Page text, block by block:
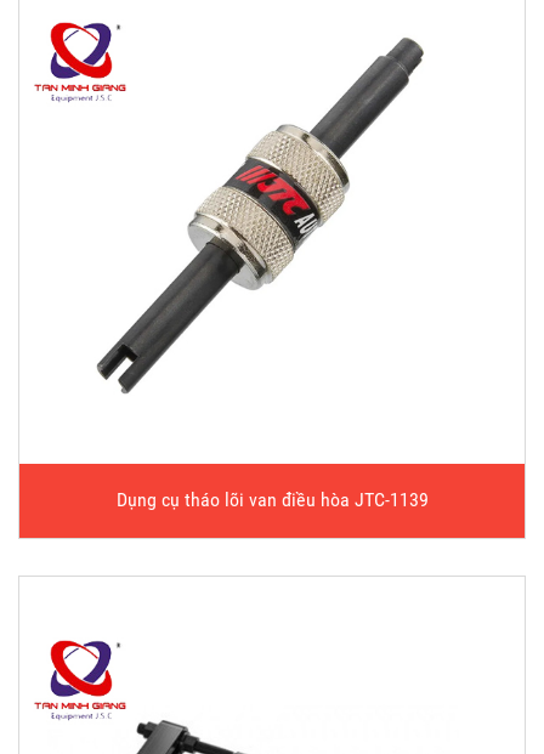
Dụng cụ tháo lõi van điều hòa JTC-1139